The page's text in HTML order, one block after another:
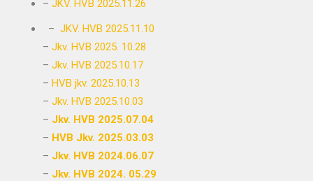
– JKV. HVB 2025.11.26
– JKV. HVB 2025.11.10
– Jkv. HVB 2025. 10.28
– Jkv. HVB 2025.10.17
– HVB jkv. 2025.10.13
– Jkv. HVB 2025.10.03
– Jkv. HVB 2025.07.04
– HVB Jkv. 2025.03.03
– Jkv. HVB 2024.06.07
– Jkv. HVB 2024. 05.29